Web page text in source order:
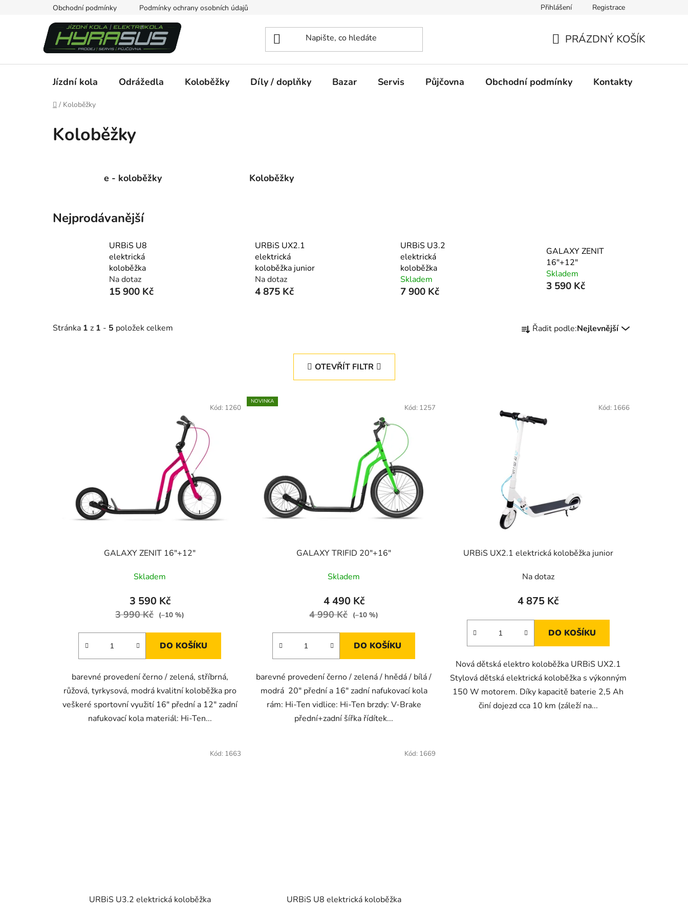
Obchodní podmínky Podmínky ochrany osobních údajů Přihlášení Registrace
KOŠÍK
PRÁZDNÝ KOŠÍK
Jízdní kola Odrážedla Koloběžky Díly / doplňky Bazar Servis Půjčovna Obchodní podmínky Kontakty
Domů
/ Koloběžky
Koloběžky
e - koloběžky Koloběžky
Nejprodávanější
URBiS U8
elektrická
koloběžka
Na dotaz
15 900 Kč
URBiS UX2.1
elektrická
koloběžka junior
Na dotaz
4 875 Kč
URBiS U3.2
elektrická
koloběžka
Skladem
7 900 Kč
GALAXY ZENIT
16"+12"
Skladem
3 590 Kč
Stránka 1 z 1 - 5 položek celkem
a
r
o
ů
Řadit podle:Nejlevnější
OTEVŘÍT FILTR
GALAXY ZENIT 16"+12"
Skladem
3 590 Kč
3 990 Kč (–10 %)
DO KOŠÍKU
barevné provedení černo / zelená, stříbrná,
růžová, tyrkysová, modrá kvalitní koloběžka pro
veškeré sportovní využití 16" přední a 12" zadní
nafukovací kola materiál: Hi-Ten...
Kód: 1260
NOVINKA
GALAXY TRIFID 20"+16"
Skladem
4 490 Kč
4 990 Kč (–10 %)
DO KOŠÍKU
barevné provedení černo / zelená / hnědá / bílá /
modrá 20" přední a 16" zadní nafukovací kola
rám: Hi-Ten vidlice: Hi-Ten brzdy: V-Brake
přední+zadní šířka řídítek...
Kód: 1257
URBiS UX2.1 elektrická koloběžka junior
Na dotaz
4 875 Kč
DO KOŠÍKU
Nová dětská elektro koloběžka URBiS UX2.1
Stylová dětská elektrická koloběžka s výkonným
150 W motorem. Díky kapacitě baterie 2,5 Ah
činí dojezd cca 10 km (záleží na...
Kód: 1666
URBiS U3.2 elektrická koloběžka
Kód: 1663
URBiS U8 elektrická koloběžka
Kód: 1669